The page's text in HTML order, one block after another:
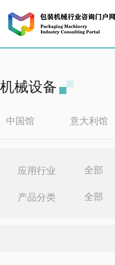
机械设备
中国馆 意大利馆
应用行业 全部
产品分类 全部